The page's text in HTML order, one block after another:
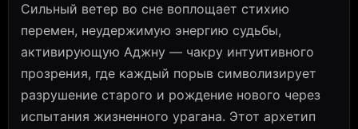
Сильный ветер во сне воплощает стихию
перемен, неудержимую энергию судьбы,
активирующую Аджну — чакру интуитивного
прозрения, где каждый порыв символизирует
разрушение старого и рождение нового через
испытания жизненного урагана. Этот архетип